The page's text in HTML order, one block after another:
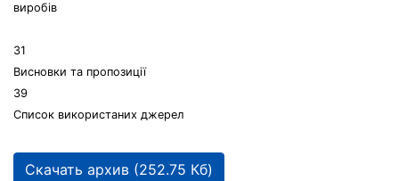
виробів
31
Висновки та пропозиції
39
Список використаних джерел
Скачать архив (252.75 Кб)